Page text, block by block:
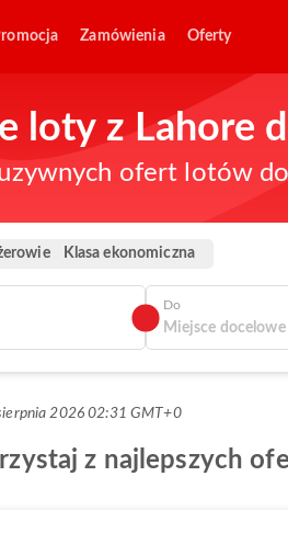
Zamówienia Oferty
loty z Lahore
ofert lotów
Klasa ekonomiczna
Do
2026 02:31 GMT+0
z najlepszych